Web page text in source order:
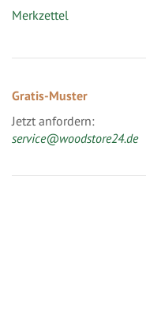
Merkzettel
Gratis-Muster
Jetzt anfordern:
service@woodstore24.de